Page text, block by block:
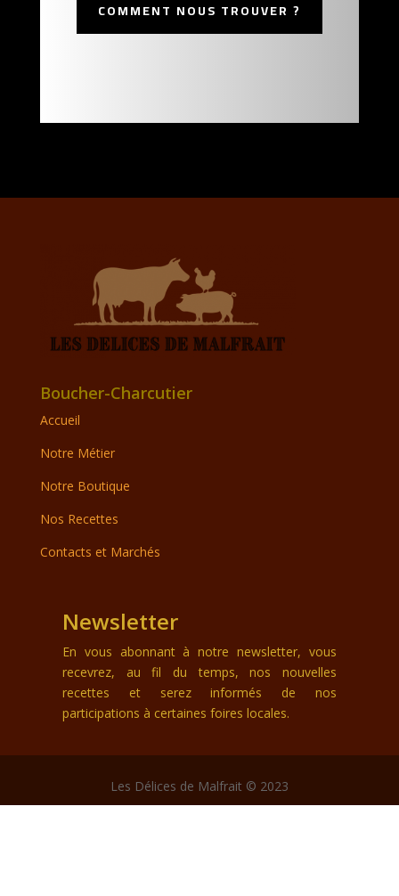
COMMENT NOUS TROUVER ?
Boucher-Charcutier
Accueil
Notre Métier
Notre Boutique
Nos Recettes
Contacts et Marchés
Newsletter
En vous abonnant à notre newsletter, vous
recevrez, au fil du temps, nos nouvelles
recettes et serez informés de nos
participations à certaines foires locales.
Les Délices de Malfrait © 2023